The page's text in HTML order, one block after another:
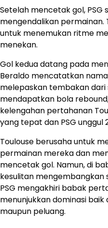
Setelah mencetak gol, PSG
mengendalikan permainan.
untuk menemukan ritme
menekan.
Gol kedua datang pada
Beraldo mencatatkan
melepaskan tembakan dari
mendapatkan bola
kelengahan pertahanan
yang tepat dan PSG unggul
Toulouse berusaha untuk
permainan mereka dan
mencetak gol. Namun, di
kesulitan mengembangkan
PSG mengakhiri babak
menunjukkan dominasi
maupun peluang.